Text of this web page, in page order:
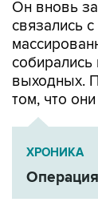
собирались
выходных.
том, что
ХРОНИКА
США Иран